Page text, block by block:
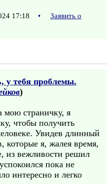
17:18 •
Заявить о
у тебя проблемы.
)
мою страничку, я
чтобы получить
Увидев длинный
которые я, жалея время,
из вежливости решил
пока не
интересно и легко